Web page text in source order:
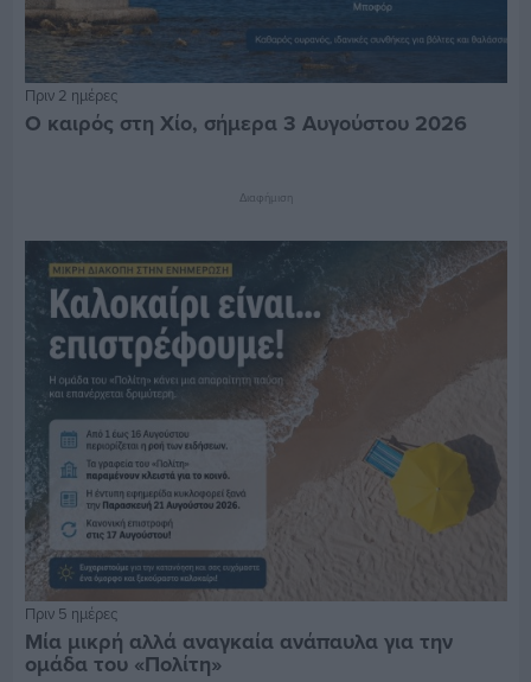
Πριν 2 ημέρες
Ο καιρός στη Χίο, σήμερα 3 Αυγούστου 2026
Διαφήμιση
Πριν 5 ημέρες
Μία μικρή αλλά αναγκαία ανάπαυλα για την
ομάδα του «Πολίτη»